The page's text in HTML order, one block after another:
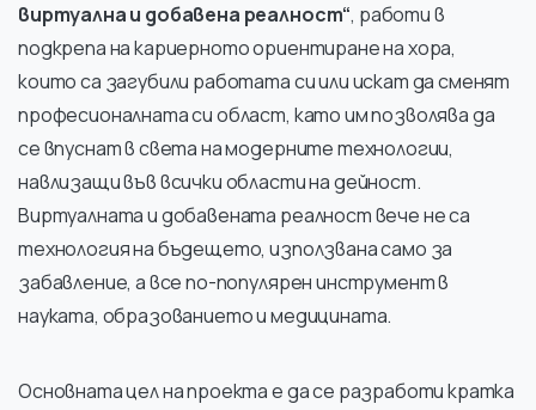
виртуална и добавена реалност“, работи в
подкрепа на кариерното ориентиране на хора,
които са загубили работата си или искат да сменят
професионалната си област, като им позволява да
се впуснат в света на модерните технологии,
навлизащи във всички области на дейност.
Виртуалната и добавената реалност вече не са
технология на бъдещето, използвана само за
забавление, а все по-популярен инструмент в
науката, образованието и медицината.
Основната цел на проекта е да се разработи кратка